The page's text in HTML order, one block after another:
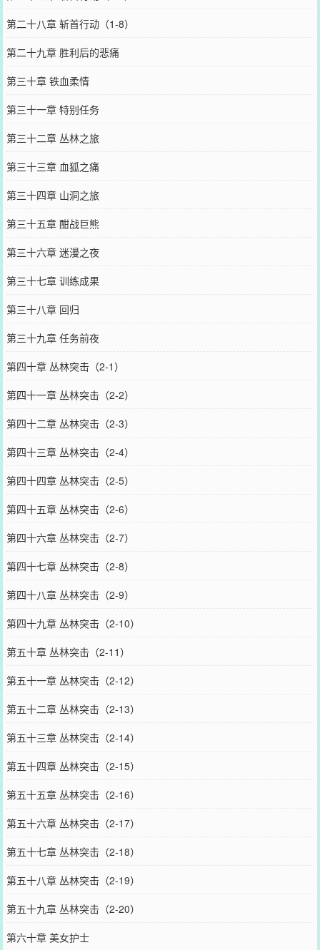
第二十八章 斩首行动（1-8）
第二十九章 胜利后的悲痛
第三十章 铁血柔情
第三十一章 特别任务
第三十二章 丛林之旅
第三十三章 血狐之痛
第三十四章 山洞之旅
第三十五章 酣战巨熊
第三十六章 迷漫之夜
第三十七章 训练成果
第三十八章 回归
第三十九章 任务前夜
第四十章 丛林突击（2-1）
第四十一章 丛林突击（2-2）
第四十二章 丛林突击（2-3）
第四十三章 丛林突击（2-4）
第四十四章 丛林突击（2-5）
第四十五章 丛林突击（2-6）
第四十六章 丛林突击（2-7）
第四十七章 丛林突击（2-8）
第四十八章 丛林突击（2-9）
第四十九章 丛林突击（2-10）
第五十章 丛林突击（2-11）
第五十一章 丛林突击（2-12）
第五十二章 丛林突击（2-13）
第五十三章 丛林突击（2-14）
第五十四章 丛林突击（2-15）
第五十五章 丛林突击（2-16）
第五十六章 丛林突击（2-17）
第五十七章 丛林突击（2-18）
第五十八章 丛林突击（2-19）
第五十九章 丛林突击（2-20）
第六十章 美女护士